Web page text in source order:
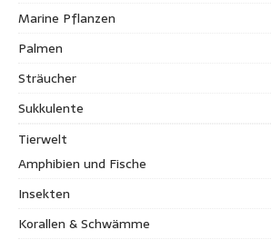
Marine Pflanzen
Palmen
Sträucher
Sukkulente
Tierwelt
Amphibien und Fische
Insekten
Korallen & Schwämme